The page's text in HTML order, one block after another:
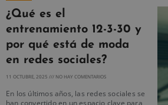
¿Qué es el
entrenamiento 12-3-30 y
por qué está de moda
en redes sociales?
11 OCTUBRE, 2025 NO HAY COMENTARIOS
En los últimos años, las redes sociales se
han convertido en un espacio clave para